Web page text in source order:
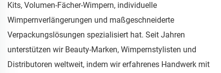
Kits, Volumen-Fächer-Wimpern, individuelle
Wimpernverlängerungen und maßgeschneiderte
Verpackungslösungen spezialisiert hat. Seit Jahren
unterstützen wir Beauty-Marken, Wimpernstylisten und
Distributoren weltweit, indem wir erfahrenes Handwerk mit